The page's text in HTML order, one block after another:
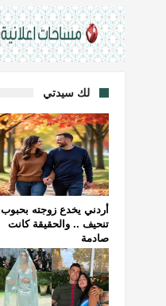
لك سيدتي
أردني يخدع زوجته بحبوب
تنحيف .. والحقيقة كانت
صادمة